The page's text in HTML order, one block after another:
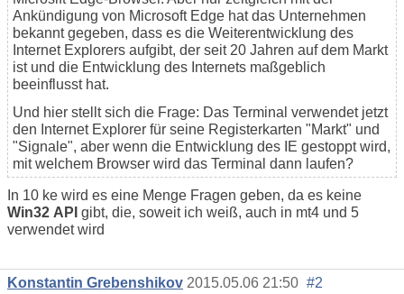
Ankündigung von Microsoft Edge hat das Unternehmen
bekannt gegeben, dass es die Weiterentwicklung des
Internet Explorers aufgibt, der seit 20 Jahren auf dem Markt
ist und die Entwicklung des Internets maßgeblich
beeinflusst hat.
Und hier stellt sich die Frage: Das Terminal verwendet jetzt
den Internet Explorer für seine Registerkarten "Markt" und
"Signale", aber wenn die Entwicklung des IE gestoppt wird,
mit welchem Browser wird das Terminal dann laufen?
In 10 ke wird es eine Menge Fragen geben, da es keine
Win32 API gibt, die, soweit ich weiß, auch in mt4 und 5
verwendet wird
Konstantin Grebenshikov 2015.05.06 21:50 #2